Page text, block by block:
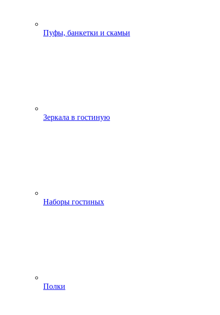
Пуфы, банкетки и скамьи
Зеркала в гостиную
Наборы гостиных
Полки